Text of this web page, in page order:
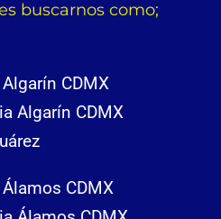
buscarnos como;
CDMX
Algarín CDMX
CDMX